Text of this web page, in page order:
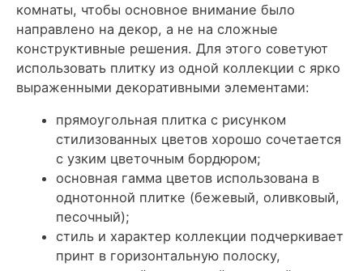
комнаты, чтобы основное внимание было
направлено на декор, а не на сложные
конструктивные решения. Для этого советуют
использовать плитку из одной коллекции с ярко
выраженными декоративными элементами:
прямоугольная плитка с рисунком
стилизованных цветов хорошо сочетается
с узким цветочным бордюром;
основная гамма цветов использована в
однотонной плитке (бежевый, оливковый,
песочный);
стиль и характер коллекции подчеркивает
принт в горизонтальную полоску,